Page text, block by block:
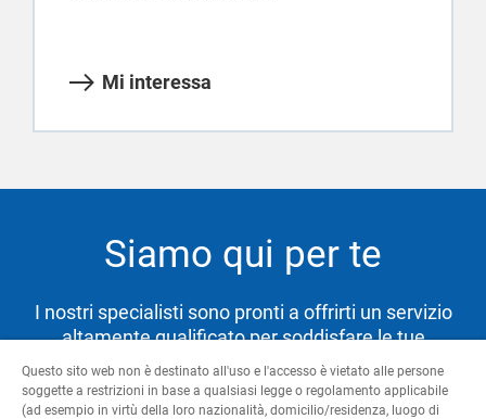
Mi interessa
Siamo qui per te
I nostri specialisti sono pronti a offrirti un servizio
altamente qualificato per soddisfare le tue
necessità e aiutarti a raggiungere i tuoi obiettivi.
Questo sito web non è destinato all'uso e l'accesso è vietato alle persone
soggette a restrizioni in base a qualsiasi legge o regolamento applicabile
(ad esempio in virtù della loro nazionalità, domicilio/residenza, luogo di